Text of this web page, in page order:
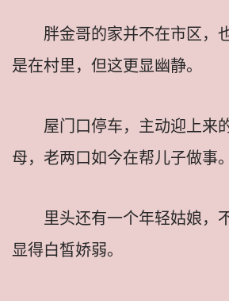
胖金哥的家并不在市区，
是在村里，但这更显幽静。
屋门口停车，主动迎上来
母，老两口如今在帮儿子做事。
里头还有一个年轻姑娘，
显得白皙娇弱。